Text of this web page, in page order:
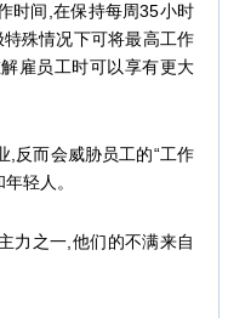
间,在保持每周35小时
殊情况下可将最高工作
雇员工时可以享有更大
而会威胁员工的“工作
轻人。
之一,他们的不满来自